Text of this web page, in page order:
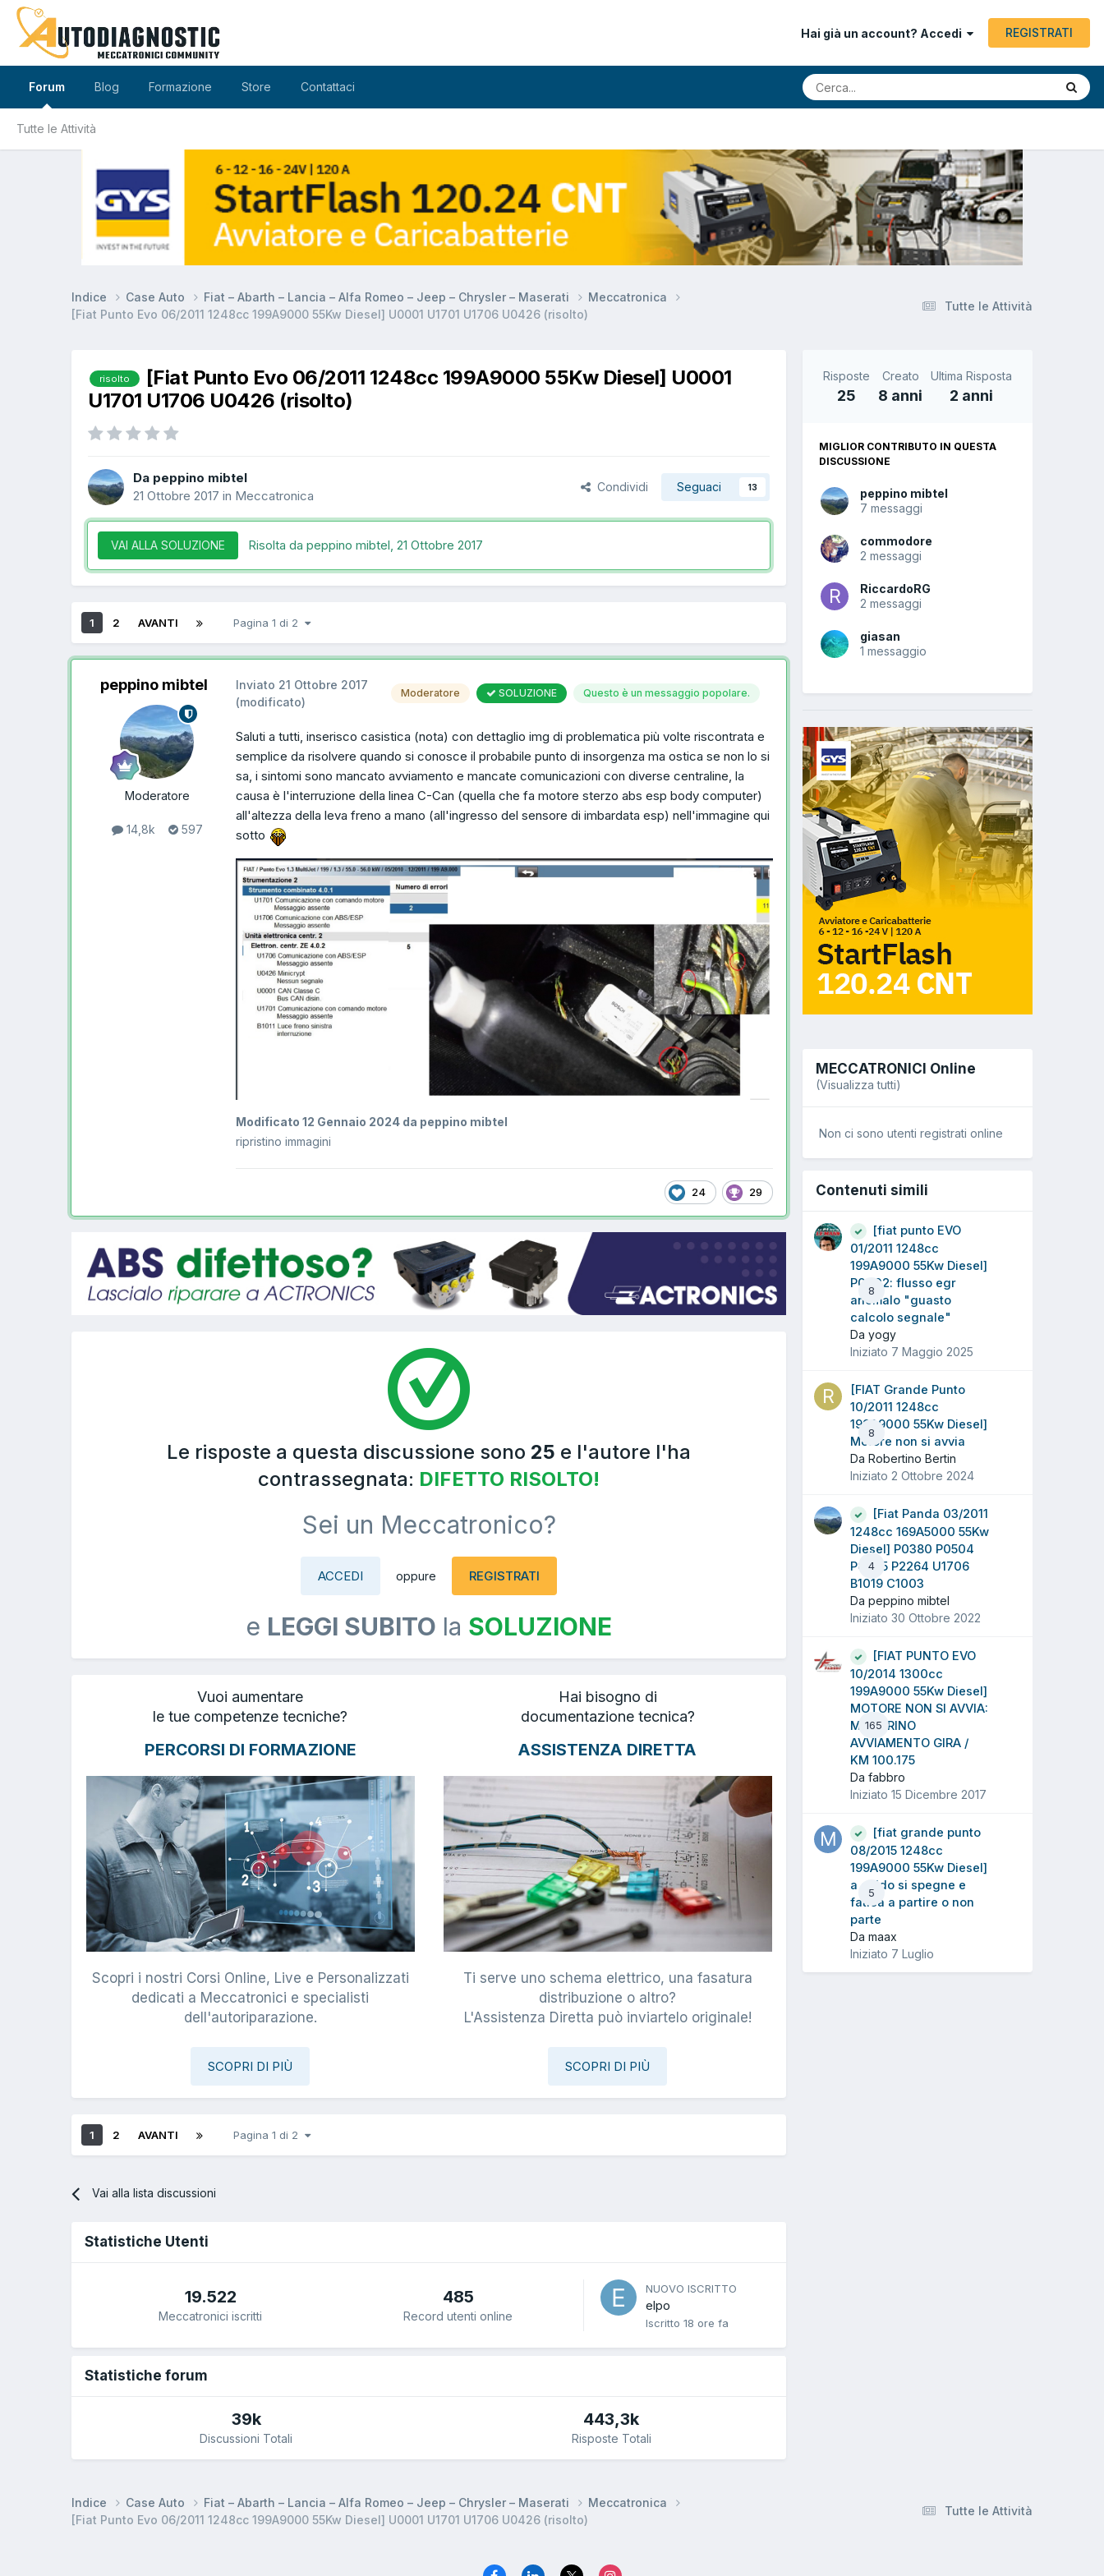
Hai già un account? Accedi REGISTRATI
Forum
Tutte le Attività
Blog Formazione Store Contattaci
Tutte le Attività
Indice Case Auto Fiat – Abarth – Lancia – Alfa Romeo – Jeep – Chrysler – Maserati
Meccatronica
[Fiat Punto Evo 06/2011 1248cc 199A9000 55Kw Diesel] U0001 U1701 U1706 U0426 (risolto)
risolto
[Fiat Punto Evo 06/2011 1248cc 199A9000 55Kw Diesel] U0001
U1701 U1706 U0426 (risolto)
Da peppino mibtel
21 Ottobre 2017 in Meccatronica
Condividi Seguaci 13
VAI ALLA SOLUZIONE Risolta da peppino mibtel, 21 Ottobre 2017
1 2 AVANTI Pagina 1 di 2
peppino mibtel
Moderatore
14,8k 597
Moderatore SOLUZIONE Questo è un messaggio popolare.
Inviato 21 Ottobre 2017
(modificato)
Saluti a tutti, inserisco casistica (nota) con dettaglio img di problematica più volte riscontrata e
semplice da risolvere quando si conosce il probabile punto di insorgenza ma ostica se non lo si
sa, i sintomi sono mancato avviamento e mancate comunicazioni con diverse centraline, la
causa è l'interruzione della linea C-Can (quella che fa motore sterzo abs esp body computer)
all'altezza della leva freno a mano (all'ingresso del sensore di imbardata esp) nell'immagine qui
sotto
Modificato 12 Gennaio 2024 da peppino mibtel
ripristino immagini
24 29
Le risposte a questa discussione sono 25 e l'autore l'ha
contrassegnata: DIFETTO RISOLTO!
Sei un Meccatronico?
ACCEDI oppure REGISTRATI
e LEGGI SUBITO la SOLUZIONE
Vuoi aumentare
le tue competenze tecniche?
PERCORSI DI FORMAZIONE
Scopri i nostri Corsi Online, Live e Personalizzati
dedicati a Meccatronici e specialisti
dell'autoriparazione.
SCOPRI DI PIÙ
Hai bisogno di
documentazione tecnica?
ASSISTENZA DIRETTA
Ti serve uno schema elettrico, una fasatura
distribuzione o altro?
L'Assistenza Diretta può inviartelo originale!
SCOPRI DI PIÙ
1 2 AVANTI Pagina 1 di 2
Vai alla lista discussioni
Statistiche Utenti
19.522
Meccatronici iscritti
485
Record utenti online
NUOVO ISCRITTO
elpo
Iscritto 18 ore fa
Statistiche forum
39k
Discussioni Totali
443,3k
Risposte Totali
Risposte
25
Creato
8 anni
Ultima Risposta
2 anni
MIGLIOR CONTRIBUTO IN QUESTA
DISCUSSIONE
peppino mibtel
7 messaggi
commodore
2 messaggi
RiccardoRG
2 messaggi
giasan
1 messaggio
MECCATRONICI Online
(Visualizza tutti)
Non ci sono utenti registrati online
Contenuti simili
8
[fiat punto EVO
01/2011 1248cc
199A9000 55Kw Diesel]
P0402: flusso egr
anomalo "guasto
calcolo segnale"
Da yogy
Iniziato 7 Maggio 2025
8
[FIAT Grande Punto
10/2011 1248cc
199A9000 55Kw Diesel]
Motore non si avvia
Da Robertino Bertin
Iniziato 2 Ottobre 2024
4
[Fiat Panda 03/2011
1248cc 169A5000 55Kw
Diesel] P0380 P0504
P0645 P2264 U1706
B1019 C1003
Da peppino mibtel
Iniziato 30 Ottobre 2022
165
[FIAT PUNTO EVO
10/2014 1300cc
199A9000 55Kw Diesel]
MOTORE NON SI AVVIA:
MOTORINO
AVVIAMENTO GIRA /
KM 100.175
Da fabbro
Iniziato 15 Dicembre 2017
5
[fiat grande punto
08/2015 1248cc
199A9000 55Kw Diesel]
a caldo si spegne e
fatica a partire o non
parte
Da maax
Iniziato 7 Luglio
Tutte le Attività
Indice Case Auto Fiat – Abarth – Lancia – Alfa Romeo – Jeep – Chrysler – Maserati
Meccatronica
[Fiat Punto Evo 06/2011 1248cc 199A9000 55Kw Diesel] U0001 U1701 U1706 U0426 (risolto)